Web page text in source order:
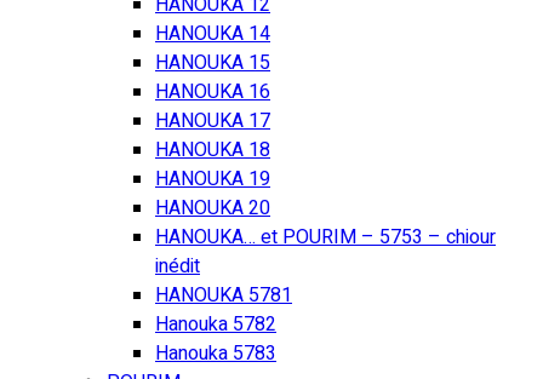
HANOUKA 14
HANOUKA 15
HANOUKA 16
HANOUKA 17
HANOUKA 18
HANOUKA 19
HANOUKA 20
HANOUKA… et POURIM – 5753 – chiour
inédit
HANOUKA 5781
Hanouka 5782
Hanouka 5783